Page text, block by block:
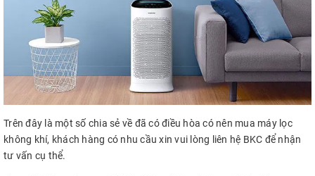
Trên đây là một số chia sẻ về đã có điều hòa có nên mua máy lọc
không khí, khách hàng có nhu cầu xin vui lòng liên hệ BKC để nhận
tư vấn cụ thể.